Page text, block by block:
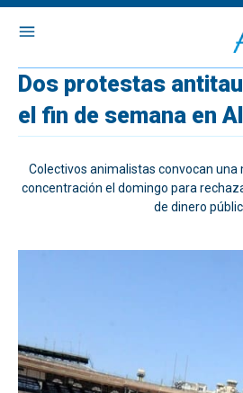
Dos protestas
el fin de semana en
Colectivos animalistas convocan una
concentración el domingo para
de dinero